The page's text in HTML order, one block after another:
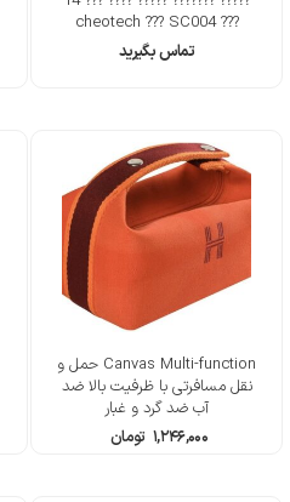
??? cheotech ??? SC004
تماس بگیرید
Canvas Multi-function حمل و
نقل مسافرتی با ظرفیت بالا ضد
آب ضد گرد و غبار
۱,۲۴۶,۰۰۰ تومان